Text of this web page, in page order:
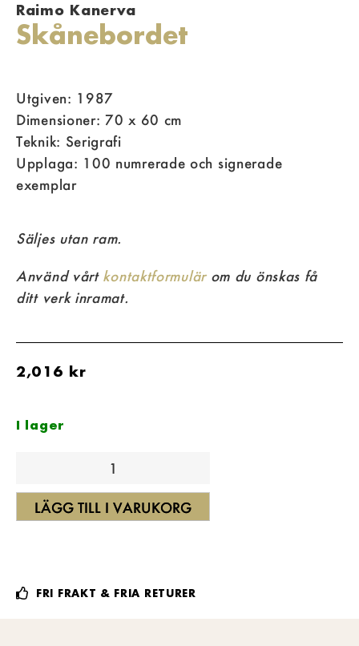
Raimo Kanerva
Skånebordet
Utgiven: 1987
Dimensioner: 70 x 60 cm
Teknik: Serigrafi
Upplaga: 100 numrerade och signerade
exemplar
Säljes utan ram.
Använd vårt kontaktformulärom du önskas få
ditt verk inramat.
2,016 kr
I lager
LÄGG TILL I VARUKORG
FRI FRAKT & FRIA RETURER